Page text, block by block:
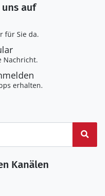
auf
für Sie da.
Nachricht.
erhalten.
Kanälen